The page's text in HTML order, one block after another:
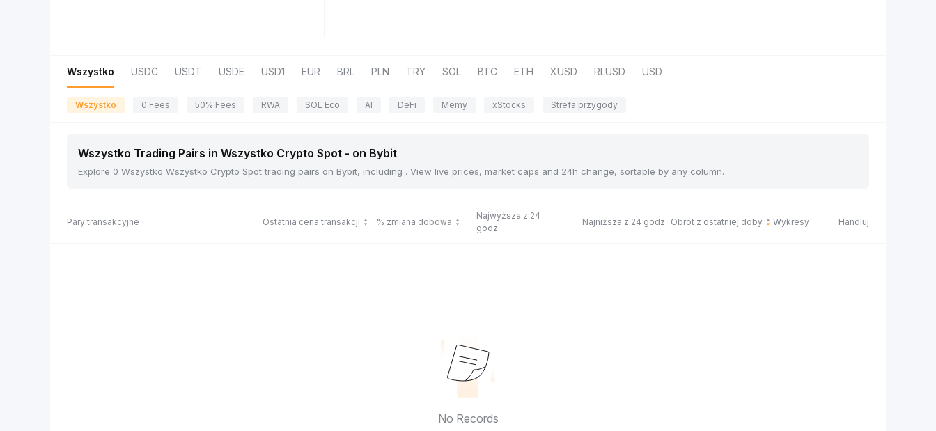
Wszystko USDC USDT USDE USD1 EUR BRL PLN TRY SOL BTC ETH XUSD RLUSD USD
Wszystko 0 Fees 50% Fees RWA SOL Eco AI DeFi Memy xStocks Strefa przygody
Wszystko Trading Pairs in Wszystko Crypto Spot - on Bybit
Explore 0 Wszystko Wszystko Crypto Spot trading pairs on Bybit, including . View live prices, market caps and 24h change, sortable by any column.
Pary transakcyjne Ostatnia cena transakcji % zmiana dobowa
Najwyższa z 24
godz.
Najniższa z 24 godz. Obrót z ostatniej doby Wykresy Handluj
No Records